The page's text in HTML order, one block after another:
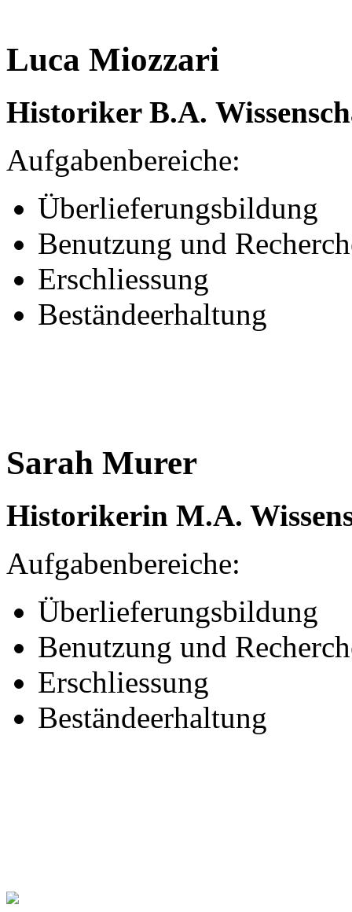
Luca Miozzari
Historiker B.A.
Aufgabenbereiche:
Überlieferungsbildung
Benutzung und
Erschliessung
Beständeerhaltung
Sarah Murer
Historikerin M.A.
Aufgabenbereiche:
Überlieferungsbildung
Benutzung und
Erschliessung
Beständeerhaltung